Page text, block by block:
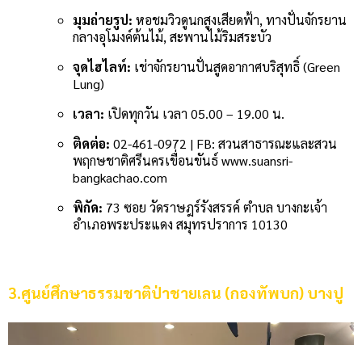
มุมถ่ายรูป: หอชมวิวดูนกสูงเสียดฟ้า, ทางปั่นจักรยาน
กลางอุโมงค์ต้นไม้, สะพานไม้ริมสระบัว
จุดไฮไลท์: เช่าจักรยานปั่นสูดอากาศบริสุทธิ์ (Green
Lung)
เวลา: เปิดทุกวัน เวลา 05.00 – 19.00 น.
ติดต่อ: 02-461-0972 | FB: สวนสาธารณะและสวน
พฤกษชาติศรีนครเขื่อนขันธ์ www.suansri-
bangkachao.com
พิกัด: 73 ซอย วัดราษฎร์รังสรรค์ ตำบล บางกะเจ้า
อำเภอพระประแดง สมุทรปราการ 10130
3.ศูนย์ศึกษาธรรมชาติป่าชายเลน (กองทัพบก) บางปู